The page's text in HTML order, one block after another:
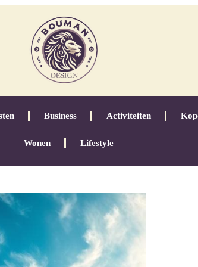
Business Activiteiten
Wonen Lifestyle